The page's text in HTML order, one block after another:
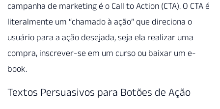
campanha de marketing é o Call to Action (CTA). O CTA é
literalmente um “chamado à ação” que direciona o
usuário para a ação desejada, seja ela realizar uma
compra, inscrever-se em um curso ou baixar um e-
book.
Textos Persuasivos para Botões de Ação